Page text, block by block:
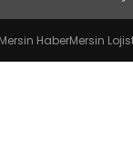
Mersin HaberMersin